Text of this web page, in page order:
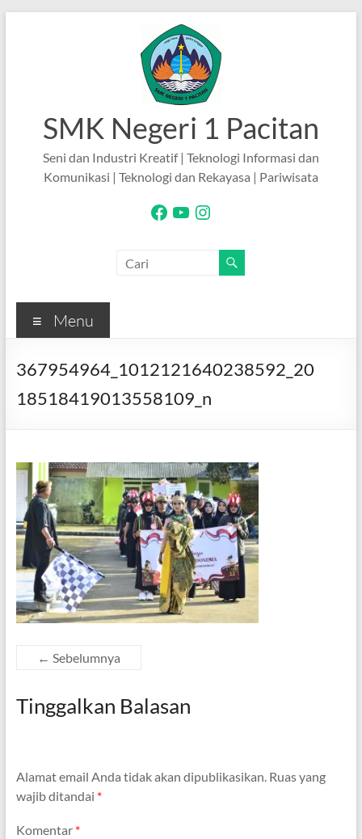
SMK Negeri 1 Pacitan
Seni dan Industri Kreatif | Teknologi Informasi dan
Komunikasi | Teknologi dan Rekayasa | Pariwisata
Facebook
YouTubeInstagram
Menu
367954964_1012121640238592_20
18518419013558109_n
← Sebelumnya
Tinggalkan Balasan
Alamat email Anda tidak akan dipublikasikan. Ruas yang
wajib ditandai *
Komentar *